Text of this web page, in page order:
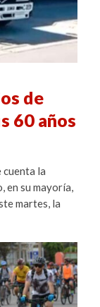
de
60 años
cuenta la
en su mayoría,
martes, la